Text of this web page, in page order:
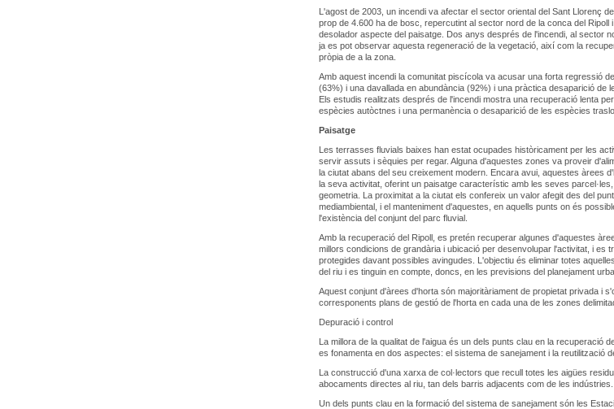
L'agost de 2003, un incendi va afectar el sector oriental del Sant Llorenç
prop de 4.600 ha de bosc, repercutint al sector nord de la conca del Ripoll
desolador aspecte del paisatge. Dos anys després de l'incendi, al sector
ja es pot observar aquesta regeneració de la vegetació, així com la
pròpia de a la zona.
Amb aquest incendi la comunitat piscícola va acusar una forta regressió
(63%) i una davallada en abundància (92%) i una pràctica desaparició de
Els estudis realitzats després de l'incendi mostra una recuperació lenta
espècies autòctnes i una permanència o desaparició de les espècies
Paisatge
Les terrasses fluvials baixes han estat ocupades històricament per les
servir assuts i sèquies per regar. Alguna d'aquestes zones va proveir
la ciutat abans del seu creixement modern. Encara avui, aquestes àrees
la seva activitat, oferint un paisatge característic amb les seves
geometria. La proximitat a la ciutat els confereix un valor afegit des del
mediambiental, i el manteniment d'aquestes, en aquells punts on és
l'existència del conjunt del parc fluvial.
Amb la recuperació del Ripoll, es pretén recuperar algunes d'aquestes
millors condicions de grandària i ubicació per desenvolupar l'activitat, i es
protegides davant possibles avingudes. L'objectiu és eliminar totes
del riu i es tinguin en compte, doncs, en les previsions del planejament
Aquest conjunt d'àrees d'horta són majoritàriament de propietat privada i
corresponents plans de gestió de l'horta en cada una de les zones
Depuració i control
La millora de la qualitat de l'aigua és un dels punts clau en la recuperació
es fonamenta en dos aspectes: el sistema de sanejament i la reutilització
La construcció d'una xarxa de col·lectors que recull totes les aigües
abocaments directes al riu, tan dels barris adjacents com de les indústries.
Un dels punts clau en la formació del sistema de sanejament són les